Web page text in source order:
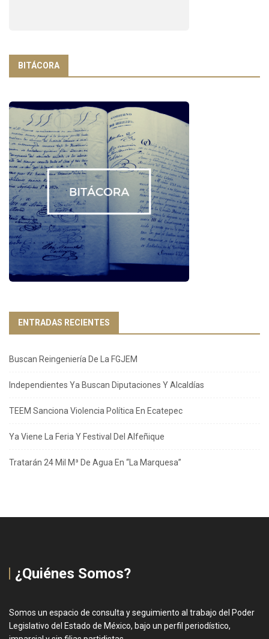
BITÁCORA
ENTRADAS RECIENTES
Buscan Reingeniería De La FGJEM
Independientes Ya Buscan Diputaciones Y Alcaldías
TEEM Sanciona Violencia Política En Ecatepec
Ya Viene La Feria Y Festival Del Alfeñique
Tratarán 24 Mil M³ De Agua En “La Marquesa”
¿Quiénes Somos?
Somos un espacio de consulta y seguimiento al trabajo del Poder
Legislativo del Estado de México, bajo un perfil periodístico,